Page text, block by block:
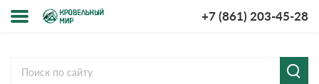
+7 (861) 203-45-28
компании